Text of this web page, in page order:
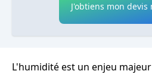
J'obtiens mon
L'humidité est un enjeu